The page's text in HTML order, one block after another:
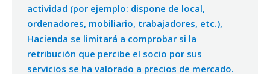
actividad (por ejemplo: dispone de local,
ordenadores, mobiliario, trabajadores, etc.),
Hacienda se limitará a comprobar si la
retribución que percibe el socio por sus
servicios se ha valorado a precios de mercado.